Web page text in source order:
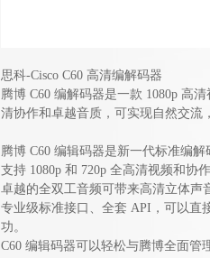
思科-Cisco C60 高清编解码器
腾博 C60 编解码器是一款 1080p 高
清协作和卓越音质，可实现自然交流
腾博 C60 编辑码器是新一代标准编
支持 1080p 和 720p 全高清视频和协
卓越的全双工音频可带来高清立体声
专业级标准接口、全套 API，可以直
功。
C60 编辑码器可以轻松与腾博全面